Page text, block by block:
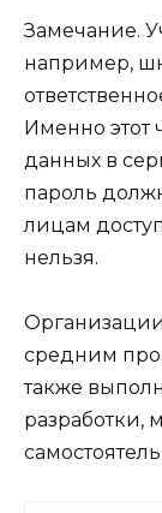
Замечание.
например,
Именно этот
данных в
пароль
лицам
нельзя.
средним
также
разработки,